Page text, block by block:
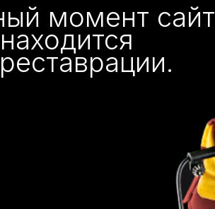
момент сайт
находится